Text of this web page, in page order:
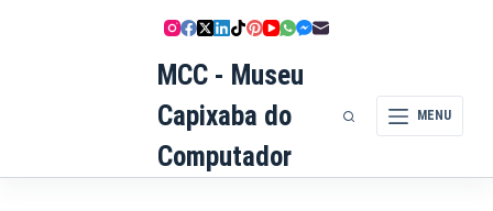
MCC - Museu
Capixaba do
Computador
MENU